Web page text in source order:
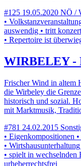
#125 19.05.2020 NÖ /
•
auswendig • tritt
• Repertoire ist
WIRBELEY -
Frischer Wind in altem
die Wirbeley die
historisch und sozial.
mit Marktmusik,
#781 24.02.2015
• Eigenkompositionen
•
• spielt in wechselnden
urheberrechtsfrei